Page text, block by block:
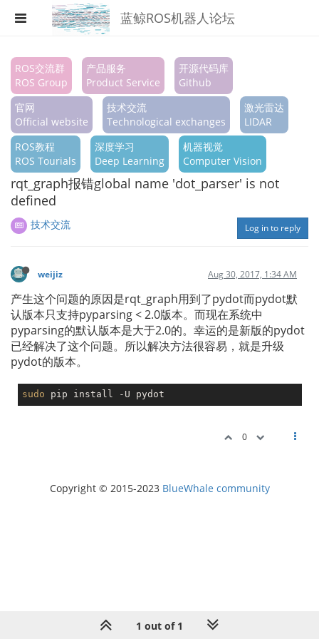
蓝鲸ROS机器人论坛
Register
Login
Search
Categories
Tags
Popular
ROS交流群
ROS Group
产品服务
Product Service
开源代码库
Github
官网
Official website
技术交流
Technological exchanges
激光雷达
LIDAR
ROS教程
ROS Tourials
深度学习
Deep Learning
机器视觉
Computer Vision
rqt_graph报错global name 'dot_parser' is not
defined
技术交流 Log in to reply
weijiz Aug 30, 2017, 1:34 AM
产生这个问题的原因是rqt_graph用到了pydot而pydot默
认版本只支持pyparsing < 2.0版本。而现在系统中
pyparsing的默认版本是大于2.0的。幸运的是新版的pydot
已经解决了这个问题。所以解决方法很容易，就是升级
pydot的版本。
sudo
0
1 out of 1
Copyright © 2015-2023 BlueWhale community